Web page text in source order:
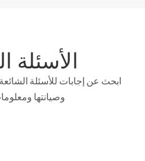
الأسئلة
ابحث عن إجابات للأسئلة
وصيانتها